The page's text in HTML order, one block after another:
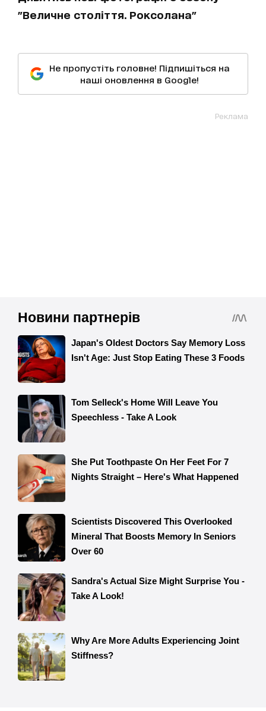
"Величне століття. Роксолана"
Не пропустіть головне! Підпишіться на
наші оновлення в Google!
Реклама